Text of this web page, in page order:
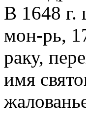
В 1648 г.
мон-рь,
раку,
имя